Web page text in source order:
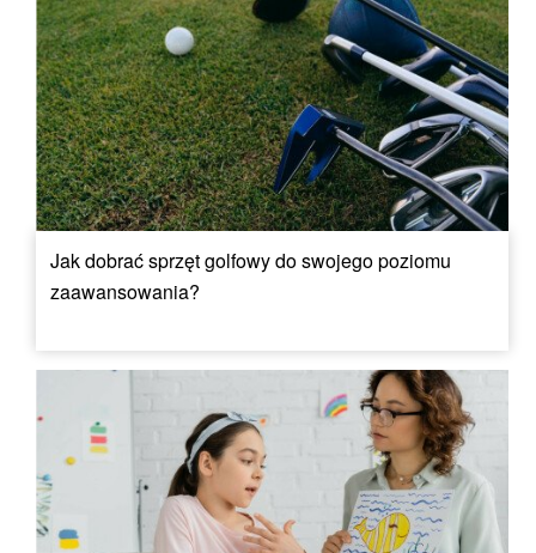
Jak dobrać sprzęt golfowy do swojego poziomu
zaawansowania?